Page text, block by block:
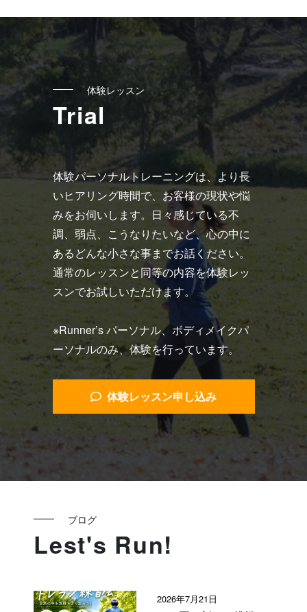
の
リ
ン
ク
体験レッスン
Trial
体験パーソナルトレーニングは、より長
いヒアリング時間で、お客様の現状や悩
みをお伺いします。日々感じている不
調、弱点、こうなりたいなど、心の中に
あるどんな小さな事までお話ください。
通常のレッスンと同等の内容を体験レッ
スンでお試しいただけます。
※Runner’s パーソナル、ボディメイクパ
ーソナルのみ、体験を行っています。
体験レッスン申し込み
ブログ
Lest's Run!
2026年7月21日